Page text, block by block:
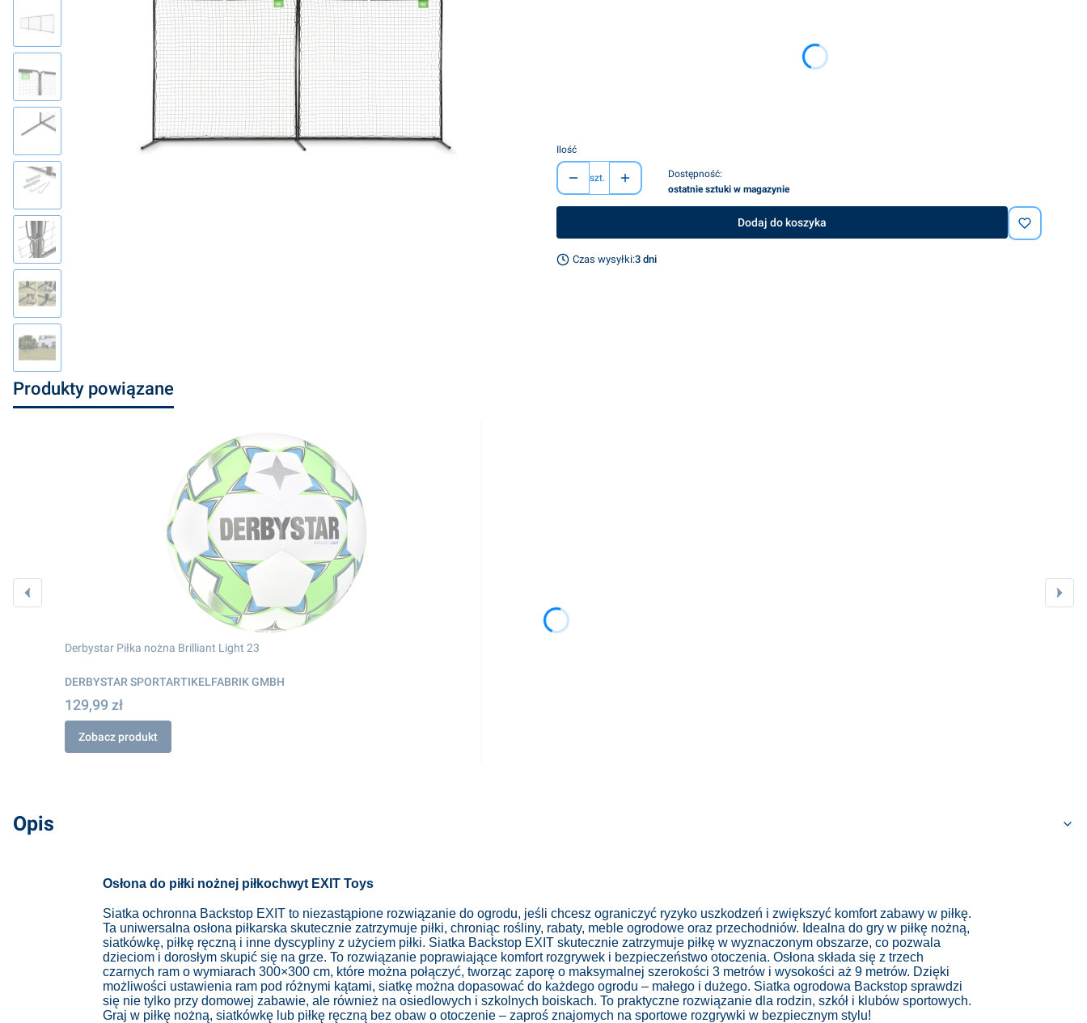
Ilość
szt.
Dostępność:
ostatnie sztuki w magazynie
Dodaj do koszyka
Czas wysyłki:3 dni
Produkty powiązane
Derbystar Piłka nożna Brilliant Light 23
DERBYSTAR SPORTARTIKELFABRIK GMBH
129,99 zł
Zobacz produkt
Opis
Osłona do piłki nożnej piłkochwyt EXIT Toys
Siatka ochronna Backstop EXIT to niezastąpione rozwiązanie do ogrodu, jeśli chcesz ograniczyć ryzyko uszkodzeń i zwiększyć komfort zabawy w piłkę.
Ta uniwersalna osłona piłkarska skutecznie zatrzymuje piłki, chroniąc rośliny, rabaty, meble ogrodowe oraz przechodniów. Idealna do gry w piłkę nożną,
siatkówkę, piłkę ręczną i inne dyscypliny z użyciem piłki. Siatka Backstop EXIT skutecznie zatrzymuje piłkę w wyznaczonym obszarze, co pozwala
dzieciom i dorosłym skupić się na grze. To rozwiązanie poprawiające komfort rozgrywek i bezpieczeństwo otoczenia.Osłona składa się z trzech
czarnych ram o wymiarach 300×300 cm, które można połączyć, tworząc zaporę o maksymalnej szerokości 3 metrów i wysokości aż 9 metrów. Dzięki
możliwości ustawienia ram pod różnymi kątami, siatkę można dopasować do każdego ogrodu – małego i dużego. Siatka ogrodowa Backstop sprawdzi
się nie tylko przy domowej zabawie, ale również na osiedlowych i szkolnych boiskach. To praktyczne rozwiązanie dla rodzin, szkół i klubów sportowych.
Graj w piłkę nożną, siatkówkę lub piłkę ręczną bez obaw o otoczenie – zaproś znajomych na sportowe rozgrywki w bezpiecznym stylu!